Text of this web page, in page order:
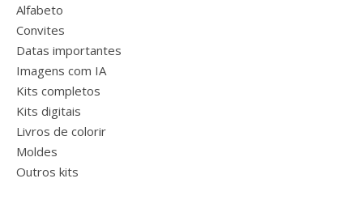
Alfabeto
Convites
Datas importantes
Imagens com IA
Kits completos
Kits digitais
Livros de colorir
Moldes
Outros kits